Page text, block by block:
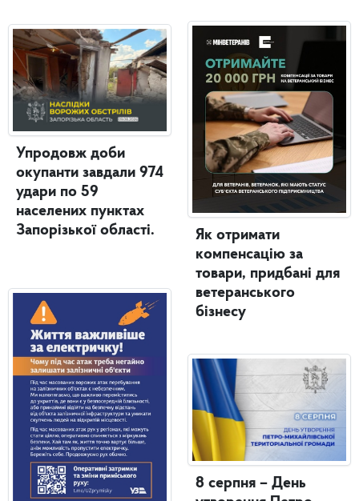
Упродовж доби
окупанти завдали 974
удари по 59
населених пунктах
Запорізької області.
Як отримати
компенсацію за
товари, придбані для
ветеранського
бізнесу
8 серпня – День